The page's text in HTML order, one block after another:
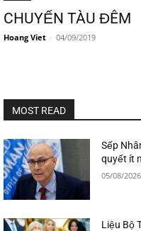
CHUYẾN TÀU ĐÊM
Hoang Viet - 04/09/2019
MOST READ
Sếp
quyết ít
05/08/2026
Liệu Bộ